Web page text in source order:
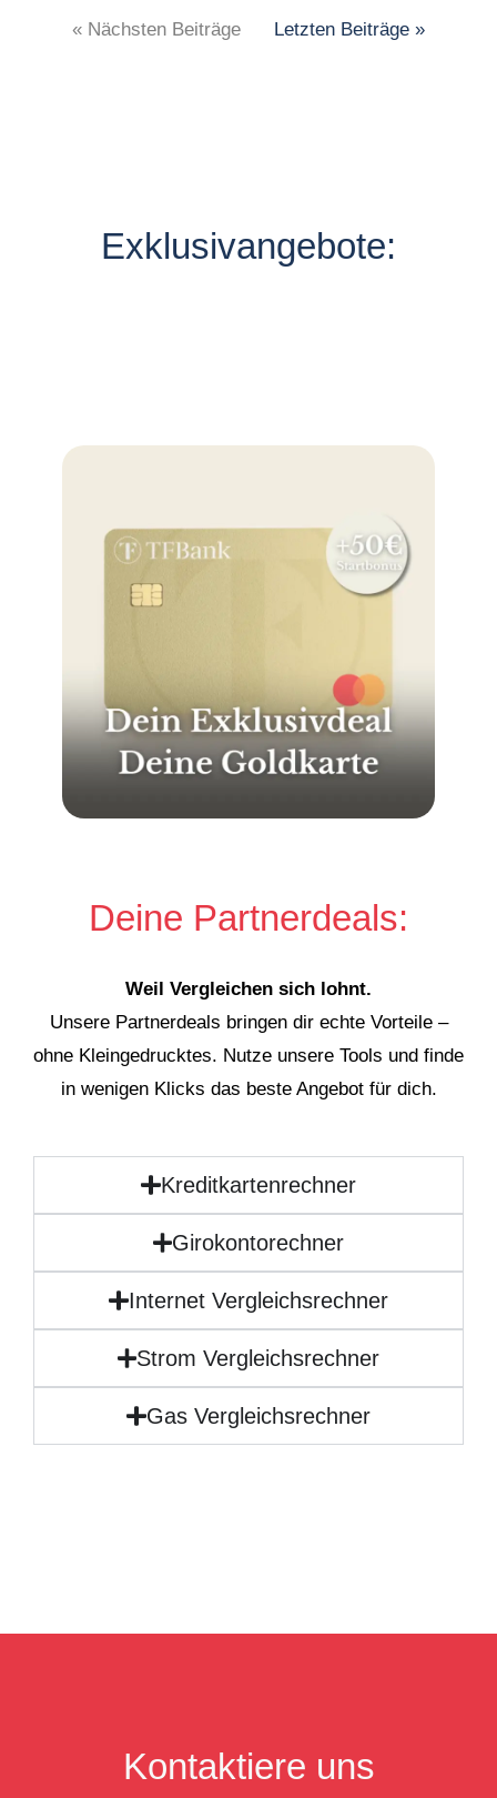
« Nächsten Beiträge Letzten Beiträge »
Exklusivangebote:
Deine Partnerdeals:
Weil Vergleichen sich lohnt.
Unsere Partnerdeals bringen dir echte Vorteile –
ohne Kleingedrucktes. Nutze unsere Tools und finde
in wenigen Klicks das beste Angebot für dich.
Kreditkartenrechner
Girokontorechner
Internet Vergleichsrechner
Strom Vergleichsrechner
Gas Vergleichsrechner
Kontaktiere uns